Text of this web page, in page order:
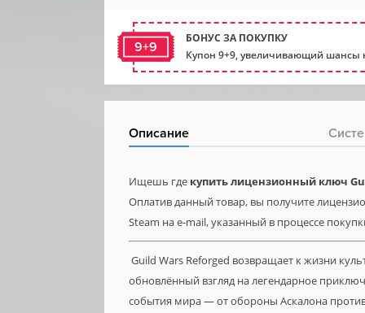
9+9
БОНУС ЗА ПОКУПКУ
Купон 9+9, увеличивающий шансы
Описание
Ищешь где купить лицензионный ключ
Оплатив данный товар, вы получите
Steam на e-mail, указанный в процессе
Guild Wars Reforged возвращает к жизни
обновлённый взгляд на легендарное
события мира — от обороны Аскалона